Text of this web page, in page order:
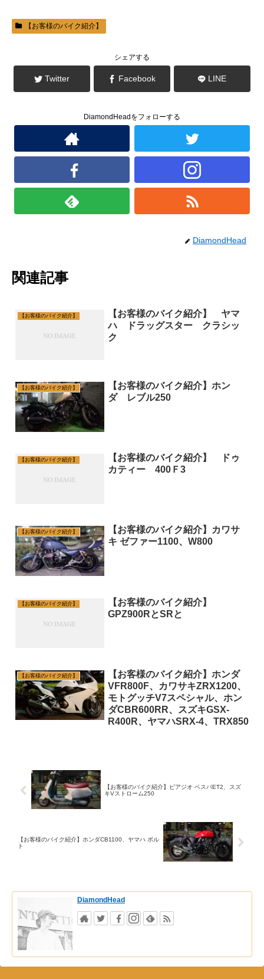
ド
ウ
で
)
【お客様のバイク紹介】
シェアする
Twitter Facebook LINE
DiamondHeadをフォローする
DiamondHead
関連記事
【お客様のバイク紹介】
【お客様のバイク紹介】 ヤマ
ハ ドラッグスター クラシッ
ク
【お客様のバイク紹介】
【お客様のバイク紹介】ホン
ダ レブル250
【お客様のバイク紹介】
【お客様のバイク紹介】 ドゥ
カティー 400Ｆ3
【お客様のバイク紹介】
【お客様のバイク紹介】カワサ
キ ゼファー1100、W800
【お客様のバイク紹介】
【お客様のバイク紹介】
GPZ900RとSRと
【お客様のバイク紹介】
【お客様のバイク紹介】ホンダ
VFR800F、カワサキZRX1200、
モトグッチV7スペシャル、ホン
ダCBR600RR、スズキGSX-
R400R、ヤマハSRX-4、TRX850
【お客様のバイク紹介】ピアジオ ベスパET2、スズ
キVストローム250
【お客様のバイク紹介】ホンダCB1100、ヤマハ ボル
ト
DiamondHead